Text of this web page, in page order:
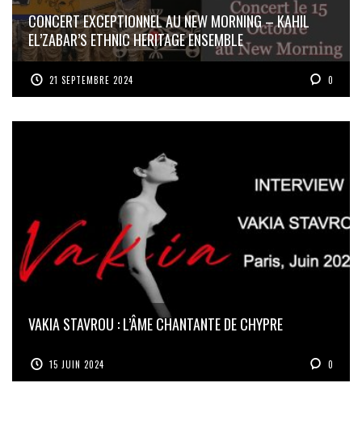
CONCERT EXCEPTIONNEL AU NEW MORNING – KAHIL
EL’ZABAR’S ETHNIC HERITAGE ENSEMBLE
21 SEPTEMBRE 2024 0
VAKIA STAVROU : L’ÂME CHANTANTE DE CHYPRE
15 JUIN 2024 0